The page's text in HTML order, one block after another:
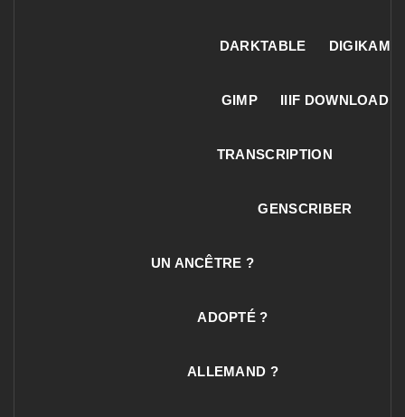
DARKTABLE DIGIKAM
GIMP IIIF DOWNLOAD
TRANSCRIPTION
GENSCRIBER
UN ANCÊTRE ?
ADOPTÉ ?
ALLEMAND ?